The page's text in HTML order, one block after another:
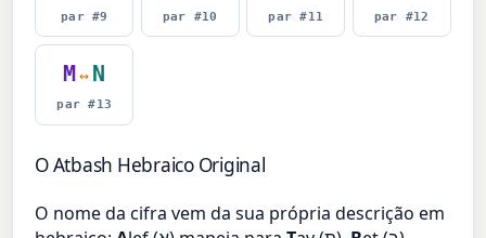
par #9 par #10 par #11 par #12
M↔ N
par #13
O Atbash Hebraico Original
O nome da cifra vem da sua própria descrição em